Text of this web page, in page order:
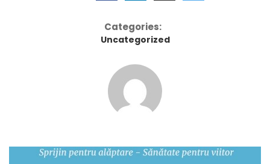
Categories:
Uncategorized